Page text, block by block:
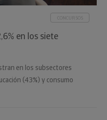
CONCURSOS
en los siete
en los subsectores
(43%) y consumo